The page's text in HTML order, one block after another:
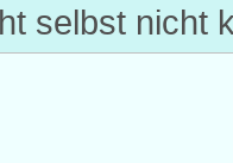
selbst nicht